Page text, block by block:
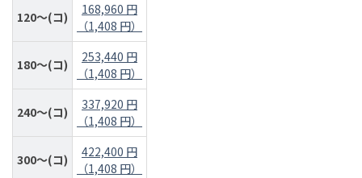
120～(コ)
168,960 円
（1,408 円）
180～(コ)
253,440 円
（1,408 円）
240～(コ)
337,920 円
（1,408 円）
300～(コ)
422,400 円
（1,408 円）